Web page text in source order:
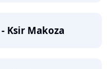
Ksir Makoza